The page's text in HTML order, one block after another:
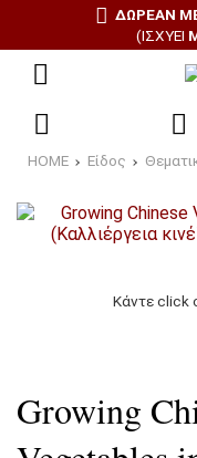
ΔΩΡΕΑΝ
(ΙΣΧΎΕΙ
HOME Είδος
Κάντε click
Growing